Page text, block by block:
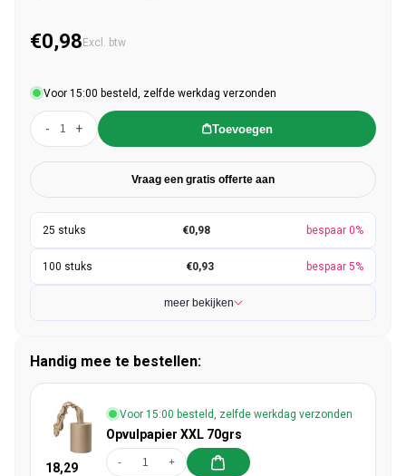
Normale prijs
€0,98 Excl. btw
Voor 15:00 besteld, zelfde werkdag verzonden
- + Toevoegen
Vraag een gratis offerte aan
€0,98 bespaar 0%
€0,93 bespaar 5%
meer bekijken
Handig mee te bestellen:
18,29
Voor 15:00 besteld, zelfde werkdag verzonden
Opvulpapier XXL 70grs
- +